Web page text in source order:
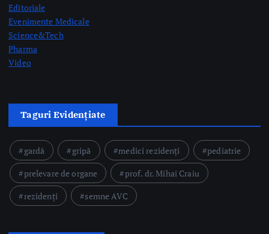
Editoriale
Evenimente Medicale
Science&Tech
Pharma
Video
Taguri Evidențiate
gardă gripă medici rezidenți
pediatrie
prelevare de organe
prof. dr. Mihai Craiu
rezidenți
semne AVC